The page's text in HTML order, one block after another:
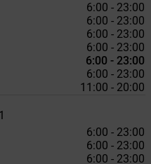
6:00 - 23:00
6:00 - 23:00
6:00 - 23:00
6:00 - 23:00
6:00 - 23:00
6:00 - 23:00
11:00 - 20:00
6:00 - 23:00
6:00 - 23:00
6:00 - 23:00